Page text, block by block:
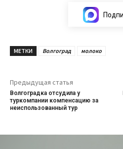
МЕТКИ Волгоград молоко
Предыдущая статья
Волгоградка отсудила у
туркомпании компенсацию за
неиспользованный тур